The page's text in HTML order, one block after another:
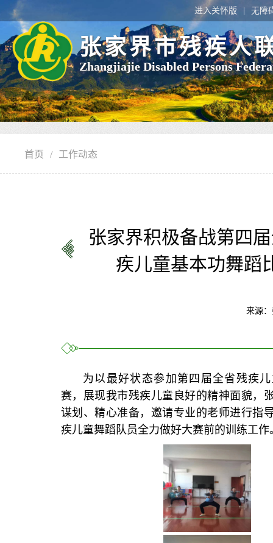
进入关怀版 无障
张家界市残疾人
Zhangjiajie Disabled Persons
首页 / 工作动态
张家界积极备战第四
疾儿童基本功舞蹈
来源
为以最好状态参加第四届全省残疾
赛，展现我市残疾儿童良好的精神面貌，
谋划、精心准备，邀请专业的老师进行指
疾儿童舞蹈队员全力做好大赛前的训练工作